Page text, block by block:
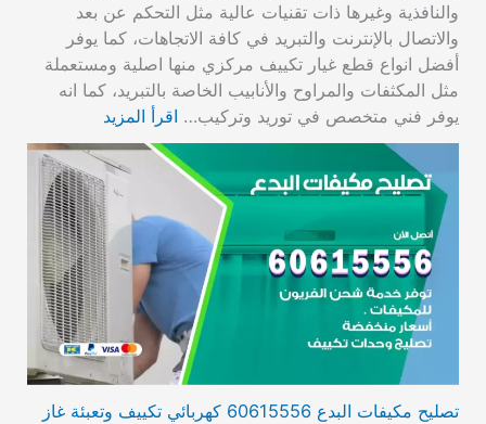
والنافذية وغيرها ذات تقنيات عالية مثل التحكم عن بعد
والاتصال بالإنترنت والتبريد في كافة الاتجاهات، كما يوفر
أفضل انواع قطع غيار تكييف مركزي منها اصلية ومستعملة
مثل المكثفات والمراوح والأنابيب الخاصة بالتبريد، كما انه
يوفر فني متخصص في توريد وتركيب… اقرأ المزيد
تصليح مكيفات البدع 60615556 كهربائي تكييف وتعبئة غاز